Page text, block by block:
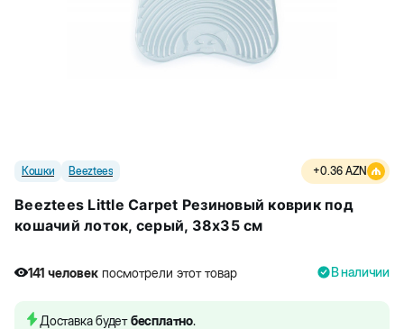
Кошки Beeztees +0.36 AZN
Beeztees Little Carpet Резиновый коврик под
кошачий лоток, серый, 38x35 см
141 человек посмотрели этот товар
141 человек посмотрели этот товар
В наличии
Доставка будетбесплатно.